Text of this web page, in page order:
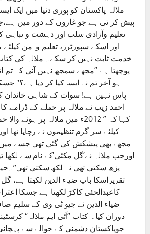
ملالہ پاکستان کو پوری دنیا میں ایک
پیش کر تی ہے جو غاروں کے دور میں
تعلیم وآزادی سلب اور دہشت و تباہی
اور اسکے سپورٹرز، تعلیم و امن
خدمت ثابت نہیں کر سکے۔ ملالہ کی
پوچھتا ہے ”مجھے سمجھ نہیں آتی کہ تم
ہو آخر تم نے ایسا کیا کر دیا ہے؟“
پاس نہیں ہے! سوات کے شاہی
احمد زیب نے ملالہ پر حملے کے ڈرامے
کہا کہ ” 2012ء میں ملالہ پر ہونے
کیلئے سر گرم تنظیموں نے رچایا تھا
مجھے بھی پیشکش کی گئی تھی جسے میں
اورجب ملالہ نے’گل مکئی’کے نام سے
پڑھ سکتی تھی نہ لکھ سکتی
تقریراسکا باپ ضیاء الدین لکھتا ہے،
ضیاء الدین نے جیو ٹی وی کے سلیم
دوران کیا۔ کتاب ”آئی ایم ملالہ“
جوپاکستان دشمنی کے حوالے سے